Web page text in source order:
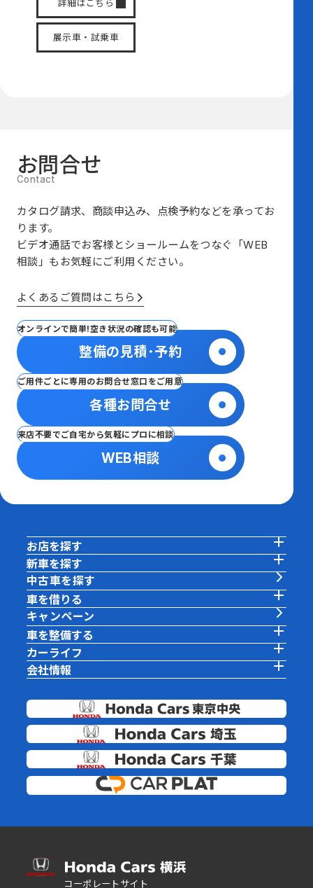
詳細はこちら
展示車・試乗車
お問合せ
カタログ請求、商談申込み、点検予約などを承ってお
ります。
ビデオ通話でお客様とショールームをつなぐ
「WEB
相談」も お気軽にご利用ください。
よくあるご質問はこちら
オンラインで簡単!空き状況の確認も可能
整備の見積･予約
ご用件ごとに専用のお問合せ窓口をご用意
各種お問合せ
来店不要でご自宅から気軽にプロに相談
WEB相談
お店を探す
新車を探す
中古車を探す
車を借りる
キャンペーン
車を整備する
カーライフ
会社情報
コーポレートサイト